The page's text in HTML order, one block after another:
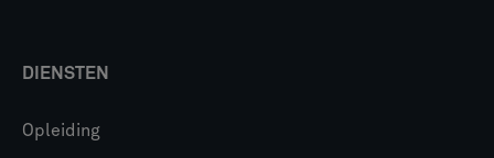
DIENSTEN
Opleiding